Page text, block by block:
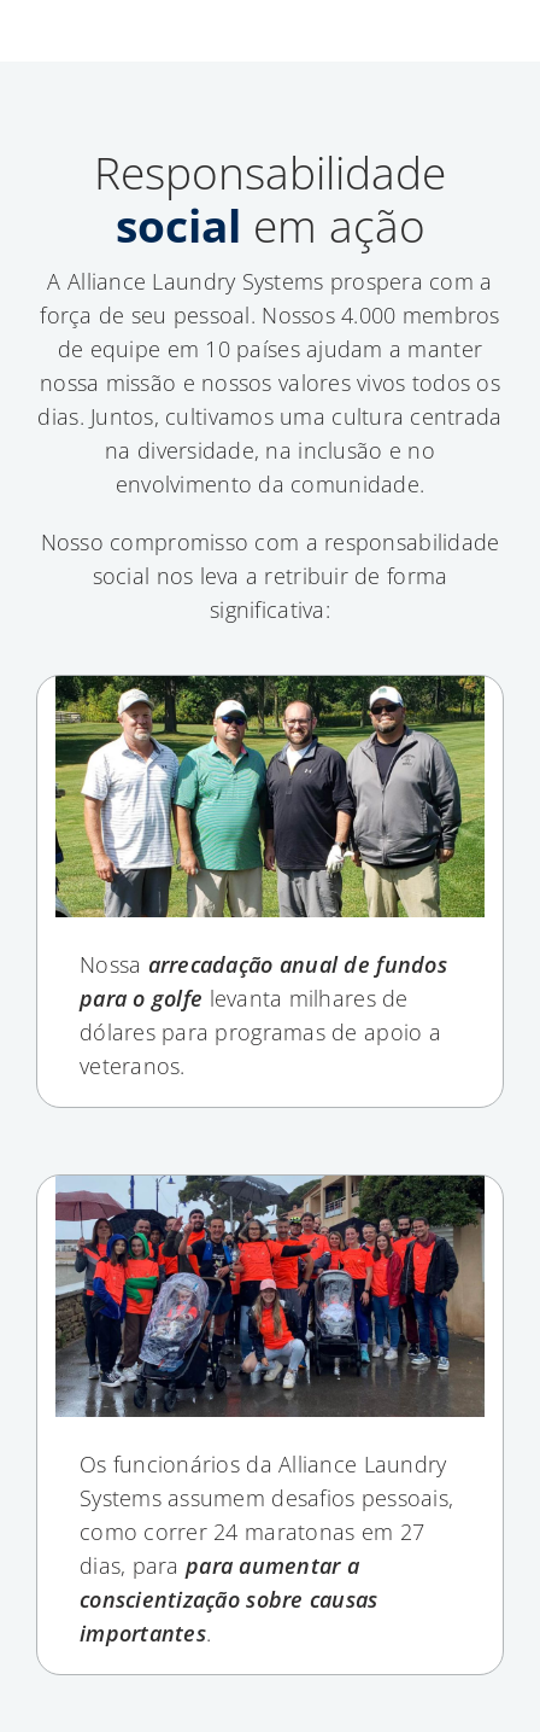
Responsabilidade
social em ação
A Alliance Laundry Systems prospera com a
força de seu pessoal. Nossos 4.000 membros
de equipe em 10 países ajudam a manter
nossa missão e nossos valores vivos todos os
dias. Juntos, cultivamos uma cultura centrada
na diversidade, na inclusão e no
envolvimento da comunidade.
Nosso compromisso com a responsabilidade
social nos leva a retribuir de forma
significativa:
Nossa arrecadação anual de fundos
para o golfe levanta milhares de
dólares para programas de apoio a
veteranos.
Os funcionários da Alliance Laundry
Systems assumem desafios pessoais,
como correr 24 maratonas em 27
dias, para para aumentar a
conscientização sobre causas
importantes.